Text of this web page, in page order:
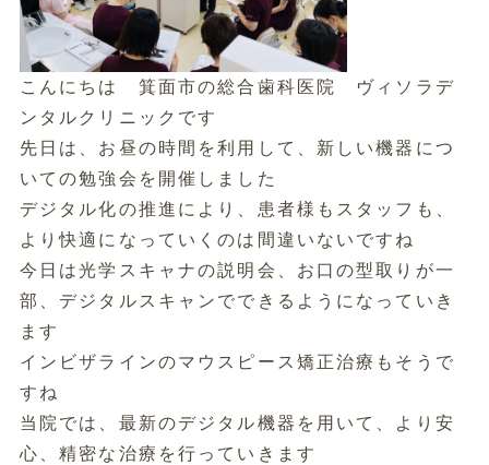
こんにちは 箕面市の総合歯科医院 ヴィソラデ
ンタルクリニックです
先日は、お昼の時間を利用して、新しい機器につ
いての勉強会を開催しました
デジタル化の推進により、患者様もスタッフも、
より快適になっていくのは間違いないですね
今日は光学スキャナの説明会、お口の型取りが一
部、デジタルスキャンでできるようになっていき
ます
インビザラインのマウスピース矯正治療もそうで
すね
当院では、最新のデジタル機器を用いて、より安
心、精密な治療を行っていきます